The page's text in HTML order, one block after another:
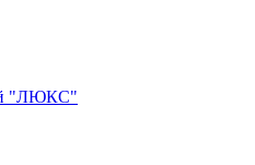
"ЛЮКС"